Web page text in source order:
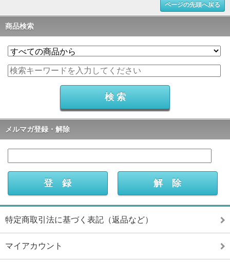
ページの先頭へ戻る
商品検索
メルマガ登録・解除
特定商取引法に基づく表記（返品など）
マイアカウント